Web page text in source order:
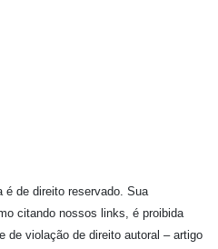
é de direito reservado. Sua
citando nossos links, é proibida
de violação de direito autoral – artigo